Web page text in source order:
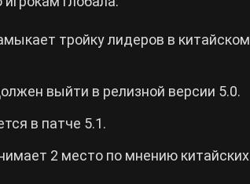
тройку лидеров в китайском
выйти в релизной версии 5.0.
в патче 5.1.
2 место по мнению китайских